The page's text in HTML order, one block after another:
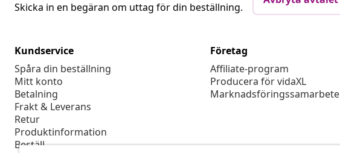
Skicka in en begäran om uttag för din beställning.
Kundservice
Spåra din beställning
Mitt konto
Betalning
Frakt & Leverans
Retur
Produktinformation
Beställ
Företag
Affiliate-program
Producera för vidaXL
Marknadsföringssamarbete